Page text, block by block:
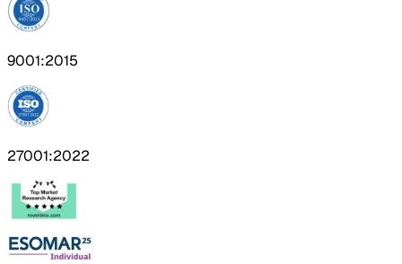
9001:2015
27001:2022